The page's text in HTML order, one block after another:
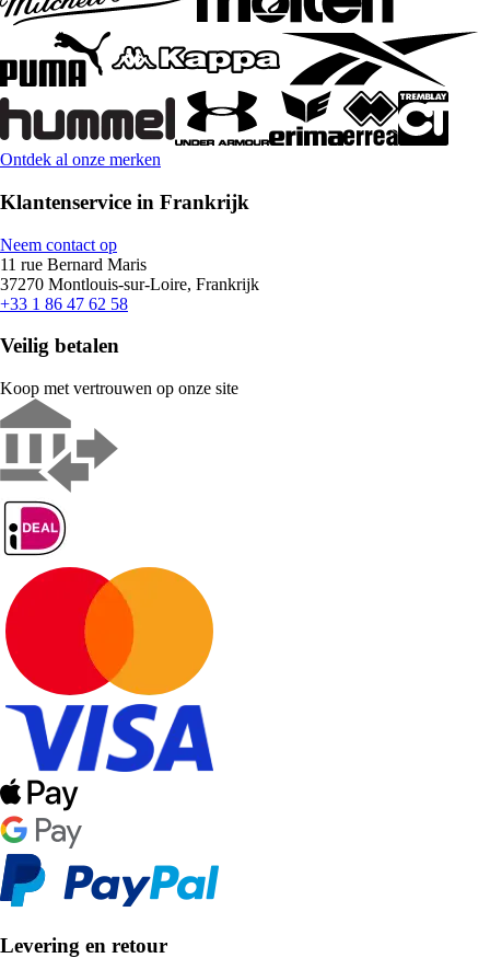
Ontdek al onze merken
Klantenservice in Frankrijk
Neem contact op
11 rue Bernard Maris
37270 Montlouis-sur-Loire, Frankrijk
+33 1 86 47 62 58
Veilig betalen
Koop met vertrouwen op onze site
Levering en retour